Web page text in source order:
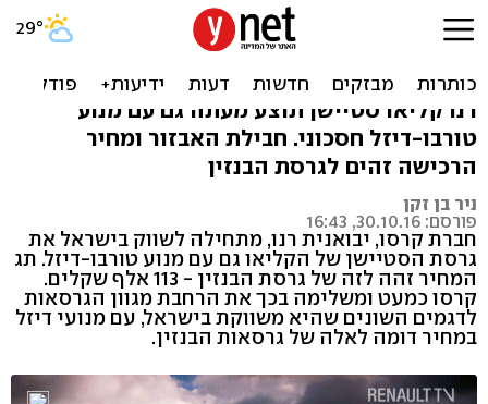
רנו קליאו, מעכשיו גם בדיזל -
רנו קליאו סטיישן תוצע מעתה גם עם מנוע
טורבו-דיזל חסכוני. חבילת האבזור ומחיר
הרכישה זהים לגרסת הבנזין
ניר בן זקן
פורסם: 30.10.16, 16:43
חברת קרסו, יבואנית רנו, מתחילה לשווק בישראל את
גרסת הסטיישן של הקליאו גם עם מנוע טורבו-דיזל. תג
המחיר זהה לזה של גרסת הבנזין - 113 אלף שקלים.
קרסו כמעט ומשלימה בכך את הרחבת מגוון הגרסאות
לדגמים השונים שהיא משווקת בישראל, עם מנועי דיזל
במחיר דומה לאלה של גרסאות הבנזין.